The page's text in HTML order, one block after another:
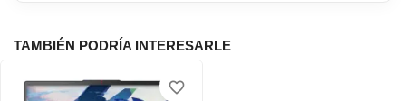
TAMBIÉN PODRÍA INTERESARLE
favorite_border